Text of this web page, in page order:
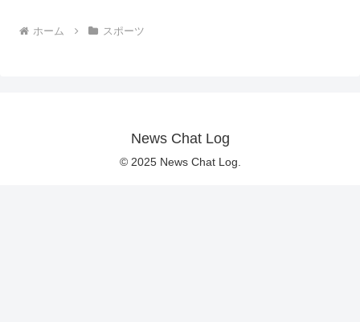
ホーム スポーツ
News Chat Log
© 2025 News Chat Log.